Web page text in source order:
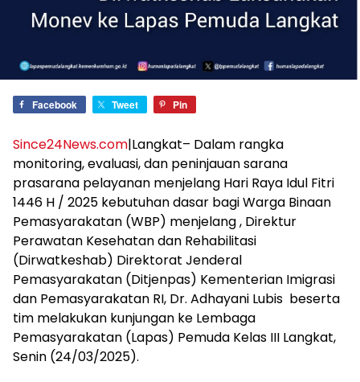
Facebook Tweet Pin
Since24News.com|Langkat– Dalam rangka
monitoring, evaluasi, dan peninjauan sarana
prasarana pelayanan menjelang Hari Raya Idul Fitri
1446 H / 2025 kebutuhan dasar bagi Warga Binaan
Pemasyarakatan (WBP) menjelang , Direktur
Perawatan Kesehatan dan Rehabilitasi
(Dirwatkeshab) Direktorat Jenderal
Pemasyarakatan (Ditjenpas) Kementerian Imigrasi
dan Pemasyarakatan RI, Dr. Adhayani Lubis beserta
tim melakukan kunjungan ke Lembaga
Pemasyarakatan (Lapas) Pemuda Kelas III Langkat,
Senin (24/03/2025).